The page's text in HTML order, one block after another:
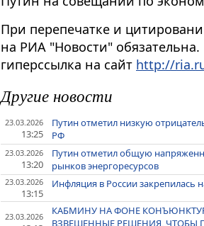
При перепечатке и
на РИА "Новости"
гиперссылка на сайт http://
Другие новости
23.03.2026
13:25
Путин отметил низкую
РФ
23.03.2026
13:20
Путин отметил общую
рынков энергоресурсов
23.03.2026
13:15
Инфляция в России закрепилась
23.03.2026
КАБМИНУ НА ФОНЕ
ВЗВЕШЕННЫЕ РЕШЕНИЯ, ЧТОБЫ